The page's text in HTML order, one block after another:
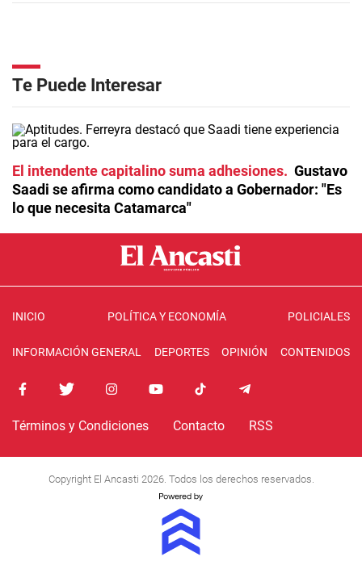
Te Puede Interesar
El intendente capitalino suma adhesiones
Gustavo
Saadi se afirma como candidato a Gobernador: "Es
lo que necesita Catamarca"
INICIO POLÍTICA Y ECONOMÍA POLICIALES
INFORMACIÓN GENERAL DEPORTES OPINIÓN CONTENIDOS
Términos y Condiciones Contacto RSS
Copyright El Ancasti 2026. Todos los derechos reservados.